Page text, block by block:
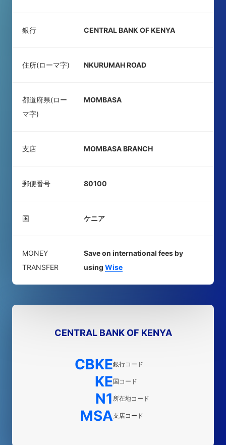
銀行 CENTRAL BANK OF KENYA
住所(ローマ字) NKURUMAH ROAD
都道府県(ロー
マ字)
MOMBASA
支店 MOMBASA BRANCH
郵便番号 80100
国 ケニア
MONEY
TRANSFER
Save on international fees by
using Wise
CENTRAL BANK OF KENYA
CBKE銀行コード
KE国コード
N1 所在地コード
MSA支店コード